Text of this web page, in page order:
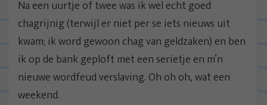
Na een uurtje of twee was ik wel echt goed
chagrijnig (terwijl er niet per se iets nieuws uit
kwam; ik word gewoon chag van geldzaken) en ben
ik op de bank geploft met een serietje en m’n
nieuwe wordfeud verslaving. Oh oh oh, wat een
weekend.